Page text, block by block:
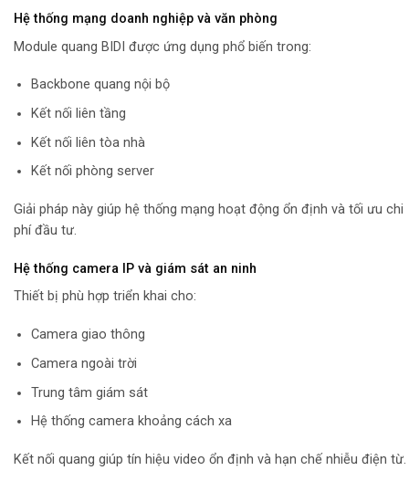
Hệ thống mạng doanh nghiệp và văn phòng
Module quang BIDI được ứng dụng phổ biến trong:
Backbone quang nội bộ
Kết nối liên tầng
Kết nối liên tòa nhà
Kết nối phòng server
Giải pháp này giúp hệ thống mạng hoạt động ổn định và tối ưu chi
phí đầu tư.
Hệ thống camera IP và giám sát an ninh
Thiết bị phù hợp triển khai cho:
Camera giao thông
Camera ngoài trời
Trung tâm giám sát
Hệ thống camera khoảng cách xa
Kết nối quang giúp tín hiệu video ổn định và hạn chế nhiễu điện từ.